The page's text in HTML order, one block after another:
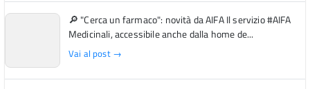
🔎 "Cerca un farmaco": novità da AIFA Il servizio #AIFA
Medicinali, accessibile anche dalla home de...
Vai al post →